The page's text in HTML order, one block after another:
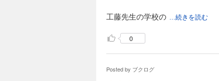
工藤先生の学校の ...続きを読む
0
Posted by ブクログ